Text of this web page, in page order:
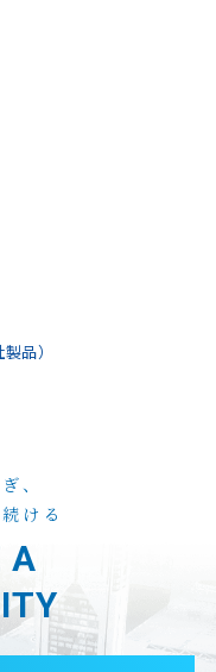
品）
、
ける
A